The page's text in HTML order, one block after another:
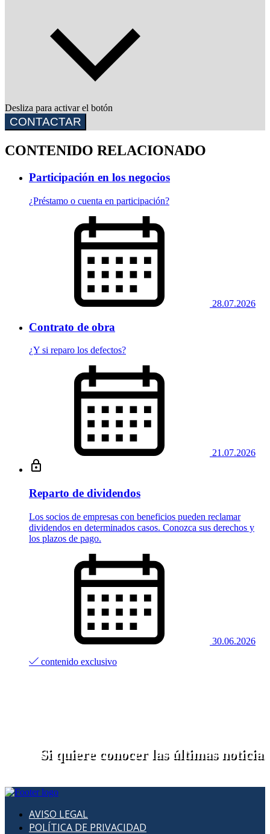
Desliza para activar el botón
CONTACTAR
CONTENIDO RELACIONADO
Participación en los negocios
¿Préstamo o cuenta en participación?
28.07.2026
Contrato de obra
¿Y si reparo los defectos?
21.07.2026
Reparto de dividendos
Los socios de empresas con beneficios pueden reclamar
dividendos en determinados casos. Conozca sus derechos y
los plazos de pago.
30.06.2026
contenido exclusivo
Si quiere conocer las últimas noticias
AVISO LEGAL
POLÍTICA DE PRIVACIDAD